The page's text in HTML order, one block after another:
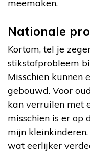
meemaken.
Nationale
Kortom, tel je
stikstofprobleem
Misschien kunnen
gebouwd. Voor
kan verruilen met
misschien is er op
mijn
wat eerlijker